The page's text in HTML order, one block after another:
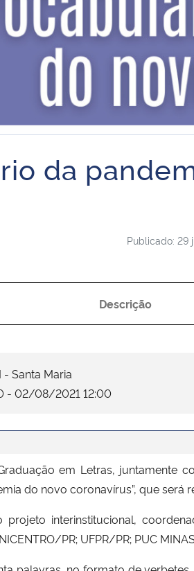
da
Publicado: 29
Descrição
- Santa Maria
- 02/08/2021 12:00
em Letras, juntamente
do novo coronavírus”, que será
interinstitucional,
PR; UFPR/PR; PUC